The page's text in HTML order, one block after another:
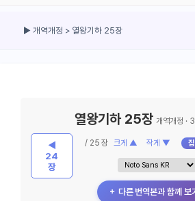
▶ 개역개정 > 열왕기하 25장
◀
24
장
열왕기하 25장개역개정 ·
/ 25 장 크게 ▲ 작게 ▼
＋ 다른 번역본과 함께 보